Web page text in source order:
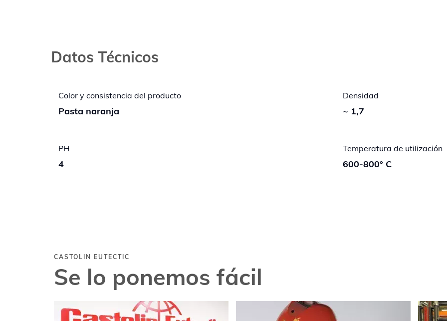
Datos Técnicos
Color y consistencia del producto
Pasta naranja
Densidad
~ 1,7
PH
4
Temperatura de utilización
600-800° C
CASTOLIN EUTECTIC
Se lo ponemos fácil